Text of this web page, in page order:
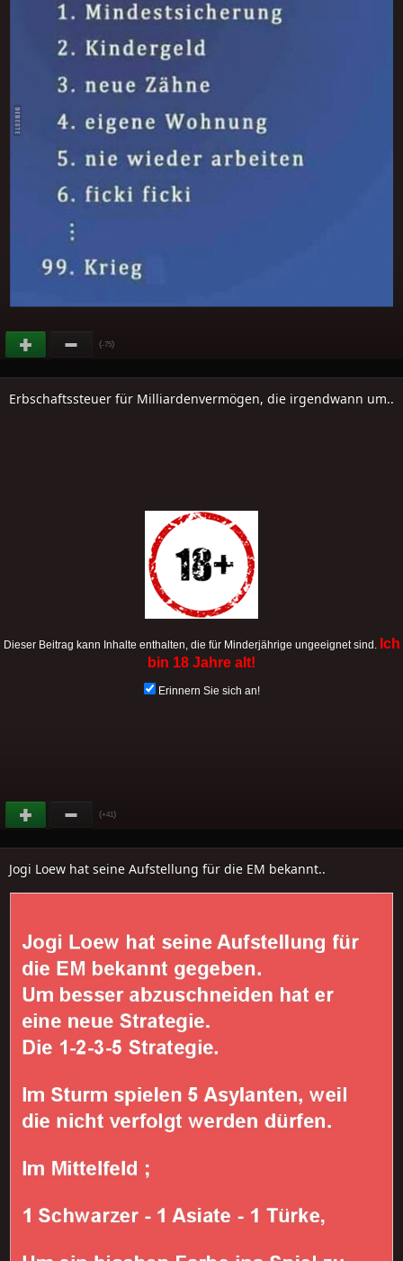
(-75)
Erbschaftssteuer für Milliardenvermögen, die irgendwann um..
Dieser Beitrag kann Inhalte enthalten, die für Minderjährige ungeeignet sind. Ich
bin 18 Jahre alt!
Erinnern Sie sich an!
(+41)
Jogi Loew hat seine Aufstellung für die EM bekannt..